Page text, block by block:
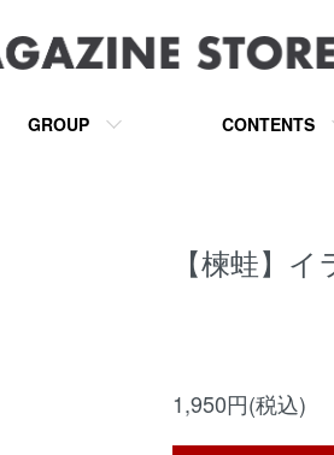
GROUP CONTENTS
【楝蛙】
1,950円(税込)